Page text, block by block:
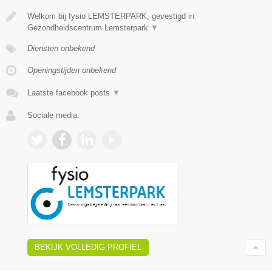
Welkom bij fysio LEMSTERPARK, gevestigd in
Gezondheidscentrum Lemsterpark ▼
Diensten onbekend
Openingstijden onbekend
Laatste facebook posts ▼
Sociale media:
BEKIJK VOLLEDIG PROFIEL